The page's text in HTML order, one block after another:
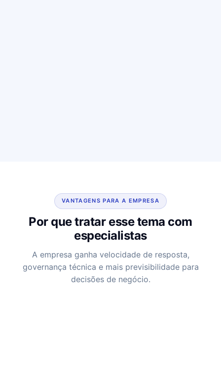
VANTAGENS PARA A EMPRESA
Por que tratar esse tema com
especialistas
A empresa ganha velocidade de resposta,
governança técnica e mais previsibilidade para
decisões de negócio.